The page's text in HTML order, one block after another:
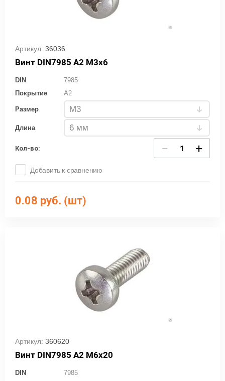
Артикул: 36036
Винт DIN7985 А2 М3х6
DIN
7985
Покрытие
A2
Размер
Длина
Кол-во: − +
Добавить к сравнению
0.08 руб. (шт)
Артикул: 360620
Винт DIN7985 А2 М6х20
DIN
7985